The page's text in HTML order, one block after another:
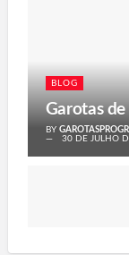
BLOG
Garotas
BY
30 DE JULHO